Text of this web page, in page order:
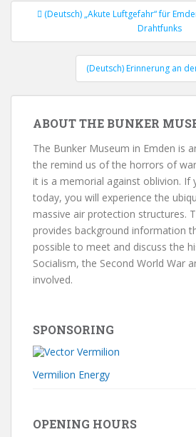
Post navigation
(Deutsch) „Akute Luftgefahr“ für
Drahtfunks
(Deutsch) Erinnerung an
ABOUT THE BUNKER
The Bunker Museum in Emden is
the remind us of the horrors of
it is a memorial against oblivion. If
today, you will experience the
massive air protection structures.
provides background information
possible to meet and discuss the
Socialism, the Second World War
involved.
SPONSORING
Vermilion Energy
OPENING HOURS